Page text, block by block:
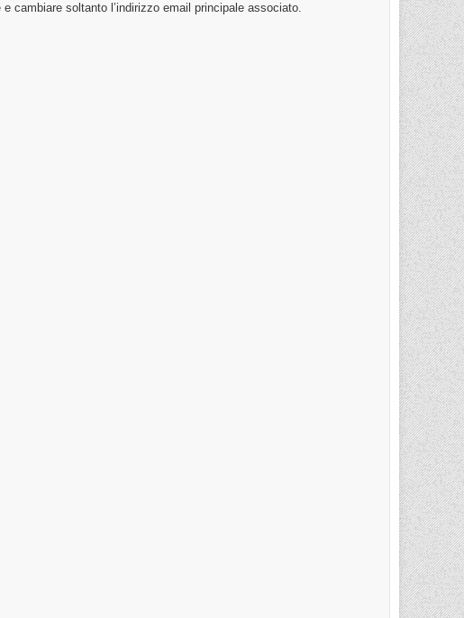
cambiare soltanto l’indirizzo email principale associato.